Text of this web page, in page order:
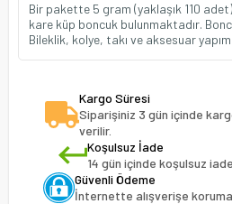
Bir pakette 5 gram (yaklaşık 110
kare küp boncuk bulunmaktadır.
Bileklik, kolye, takı ve aksesuar
Kargo Süresi
Siparişiniz 3 gün içinde
verilir.
Koşulsuz İade
14 gün içinde koşulsuz iade
Güvenli Ödeme
İnternette alışverişe